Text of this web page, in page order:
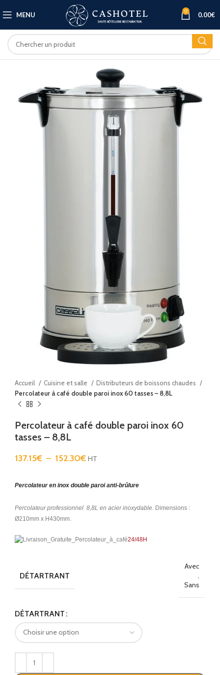
MENU 0 0.00€
Accueil Cuisine et salle
Distributeurs de boissons chaudes
Percolateur à café double paroi inox 60 tasses – 8,8L
Percolateur à café double paroi inox 60
tasses – 8,8L
137.15€ – 152.30€ HT
Percolateur en inox double paroi anti-brûlure
Percolateur professionnel 8,8L en acier inoxydable. Dimensions :
Ø210mm x H430mm.
24/48H
DÉTARTRANT
Avec
,
Sans
DÉTARTRANT
Alternative: